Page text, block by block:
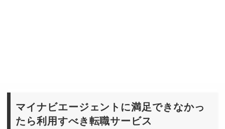
マイナビエージェントに満足できなかっ
たら利用すべき転職サービス